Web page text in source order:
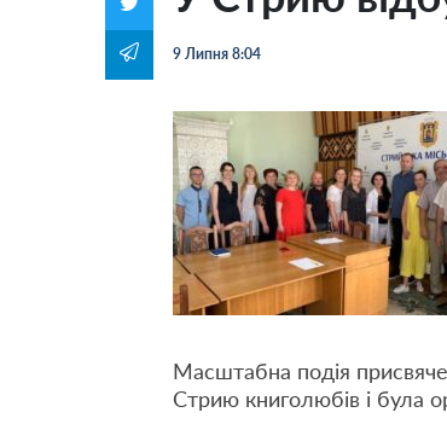
9 Липня 8:04
Масштабна подія
Стрию книголюбів і була